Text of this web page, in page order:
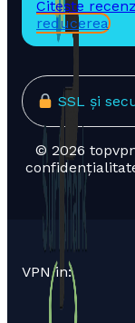
Citește
reducerea
SSL și
© 2026
VPN in: